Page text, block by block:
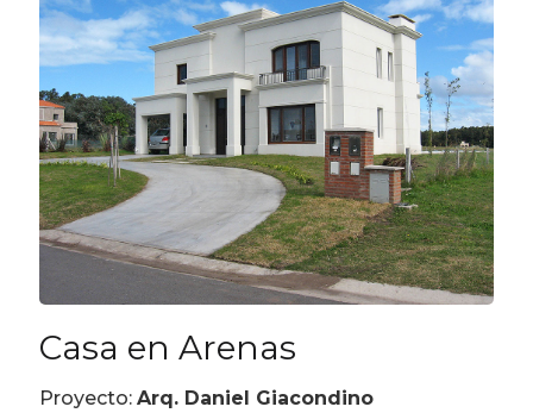
Casa en Arenas
Proyecto: Arq. Daniel Giacondino